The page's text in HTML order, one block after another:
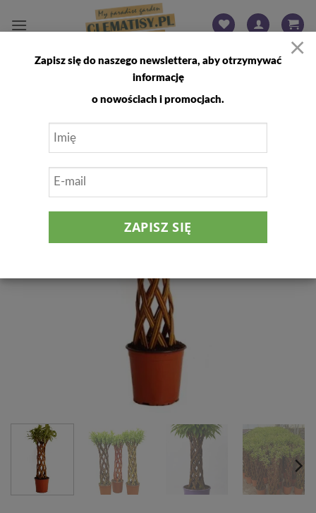
FILTRUJ
×
Zapisz się do naszego newslettera, aby otrzymywać
informację
o nowościach i promocjach.